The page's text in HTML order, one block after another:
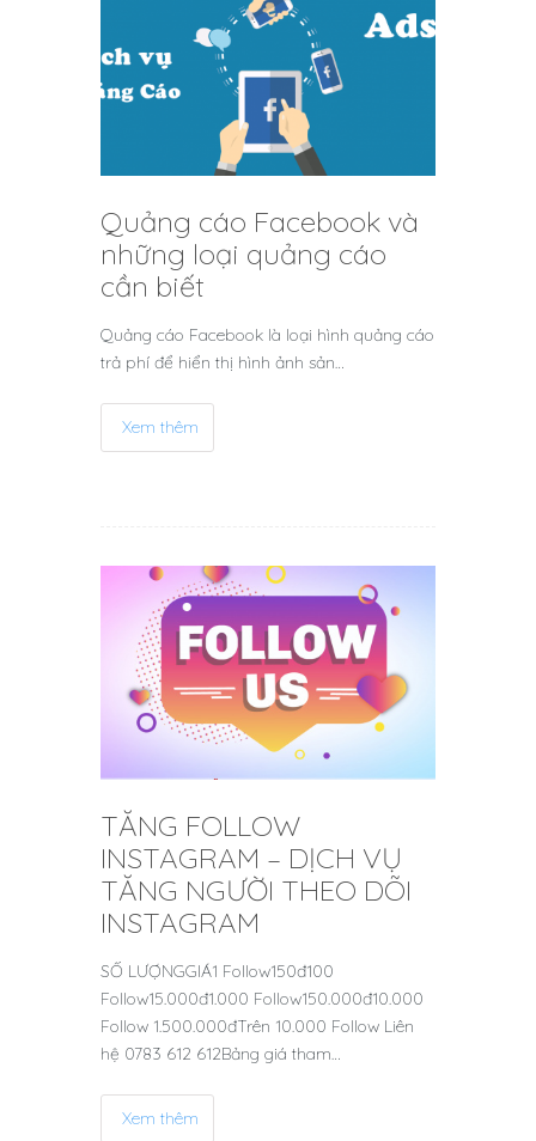
Quảng cáo Facebook và
những loại quảng cáo
cần biết
Quảng cáo Facebook là loại hình quảng cáo
trả phí để hiển thị hình ảnh sản…
Xem thêm
TĂNG FOLLOW
INSTAGRAM – DỊCH VỤ
TĂNG NGƯỜI THEO DÕI
INSTAGRAM
SỐ LƯỢNGGIÁ1 Follow150đ100
Follow15.000đ1.000 Follow150.000đ10.000
Follow 1.500.000đTrên 10.000 Follow Liên
hệ 0783 612 612Bảng giá tham…
Xem thêm